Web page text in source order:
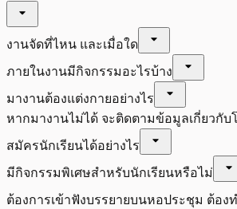
arrow_drop_down
งานจัดที่ไหน และเมื่อใด arrow_drop_down
ภายในงานมีกิจกรรมอะไรบ้าง arrow_drop_down
มางานต้องแต่งกายอย่างไร arrow_drop_down
หากมางานไม่ได้ จะติดตามข้อมูลเกี่ยวกับ
สมัครนักเรียนได้อย่างไร
arrow_drop_down
มีกิจกรรมพิเศษสำหรับนักเรียนหรือไม่ arrow_drop_down
ต้องการเข้าฟังบรรยายบนหอประชุม ต้อง